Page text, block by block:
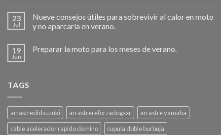
23
Jul
Nueve consejos útiles para sobrevivir al calor en moto
y no aparcarla en verano.
19
Jun
Preparar la moto para los meses de verano.
TAGS
arrastredidsuzuki arrastrereforzadogsxr
arrastre yamaha
cable acelerador rapido domino
cupula doble burbuja